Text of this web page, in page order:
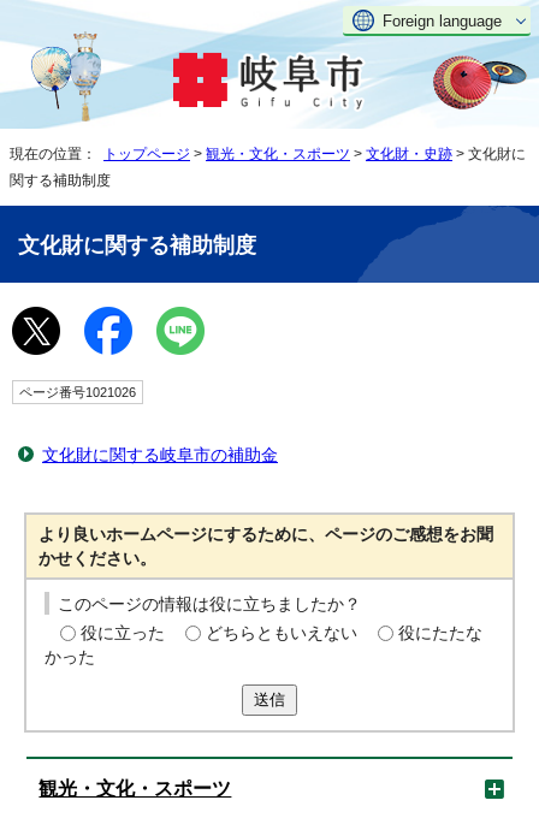
Foreign language
現在の位置： トップページ > 観光・文化・スポーツ > 文化財・史跡 > 文化財に
関する補助制度
文化財に関する補助制度
ページ番号1021026
文化財に関する岐阜市の補助金
より良いホームページにするために、ページのご感想をお聞
かせください。
このページの情報は役に立ちましたか？
役に立った
どちらともいえない
役にたたな
かった
送信
観光・文化・スポーツ